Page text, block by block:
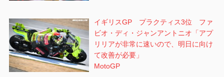
イギリスGP プラクティス3位 ファ
ビオ・ディ・ジャンアントニオ「アプ
リリアが非常に速いので、明日に向け
て改善が必要」
MotoGP